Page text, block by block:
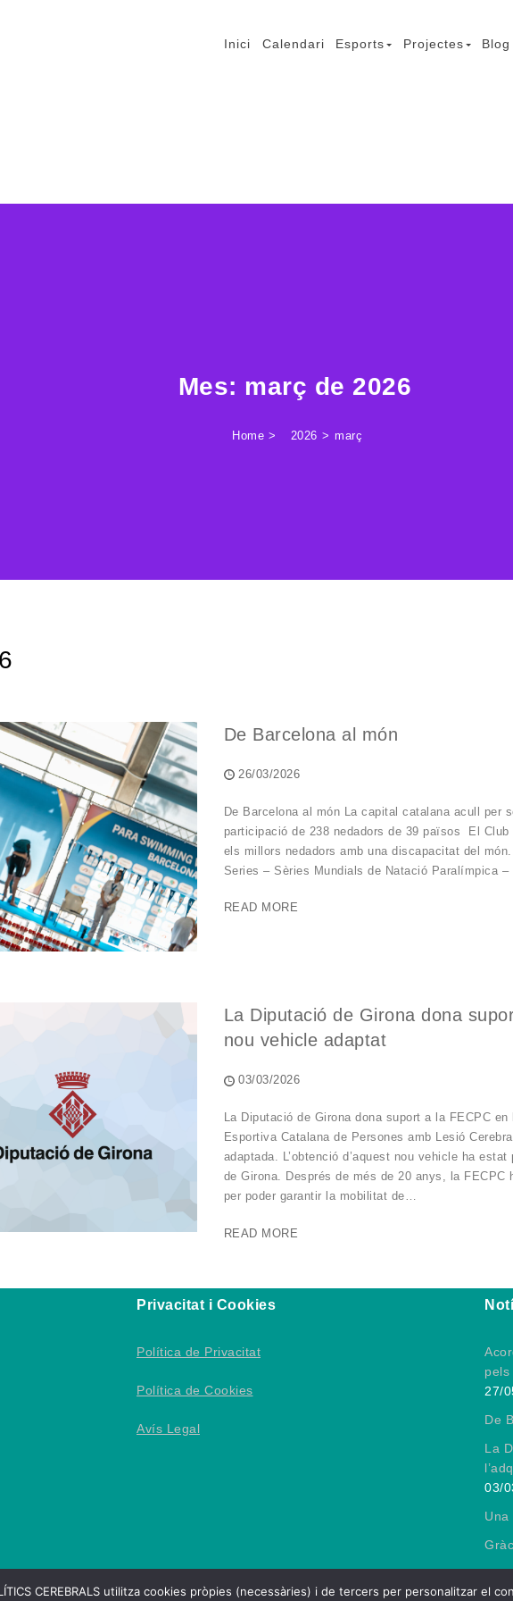
Inici Calendari Esports Projectes Blog
Mes: març de 2026
Home 2026 març
De Barcelona al món
26/03/2026
De Barcelona al món La capital catalana acull per
participació de 238 nedadors de 39 països El
els millors nedadors amb una discapacitat del
Series – Sèries Mundials de Natació Paralímpica
READ MORE
La Diputació de Girona dona
nou vehicle adaptat
03/03/2026
La Diputació de Girona dona suport a la FECPC
Esportiva Catalana de Persones amb Lesió
adaptada. L’obtenció d’aquest nou vehicle ha
de Girona. Després de més de 20 anys, la
per poder garantir la mobilitat de…
READ MORE
Privacitat i Cookies
Política de Privacitat
Política de Cookies
Avís Legal
pels
27/
De
La
03/
Una
CEREBRALS utilitza cookies pròpies (necessàries) i de tercers per personalitzar